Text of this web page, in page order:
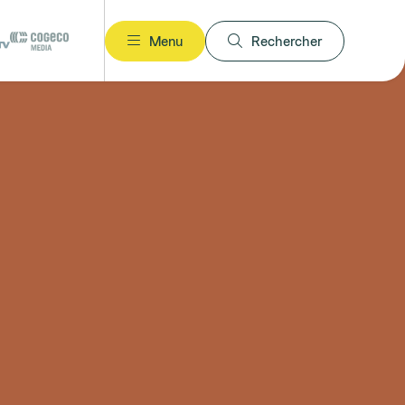
Menu Rechercher